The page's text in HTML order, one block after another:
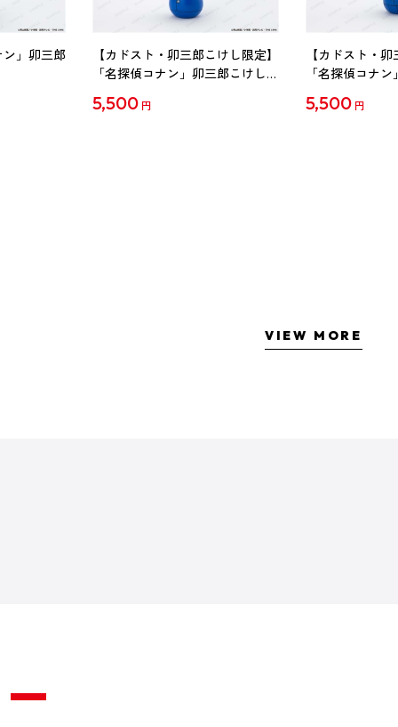
」卯三郎
【カドスト・卯三郎こけし限定】
「名探偵コナン」卯三郎こけし
5,500 円
【カドスト・
「名探偵コナ
5,500 円
VIEW MORE